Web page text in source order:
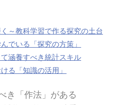
～教科学習で作る探究の土台
でいる「探究の方策」
涵養すべき統計スキル
る「知識の活用」
き「作法」がある